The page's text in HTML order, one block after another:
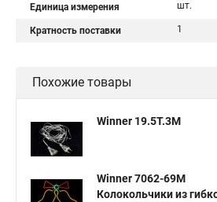
Единица измерения шт.
Кратность поставки 1
Похожие товары
Winner 19.5T.3M
Winner 7062-69M
Колокольчики из